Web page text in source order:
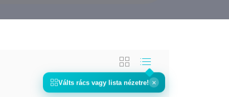
Válts rács vagy listanézetre! ×